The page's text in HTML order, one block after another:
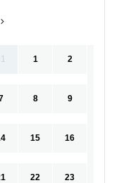
1 2
8 9
15 16
22 23